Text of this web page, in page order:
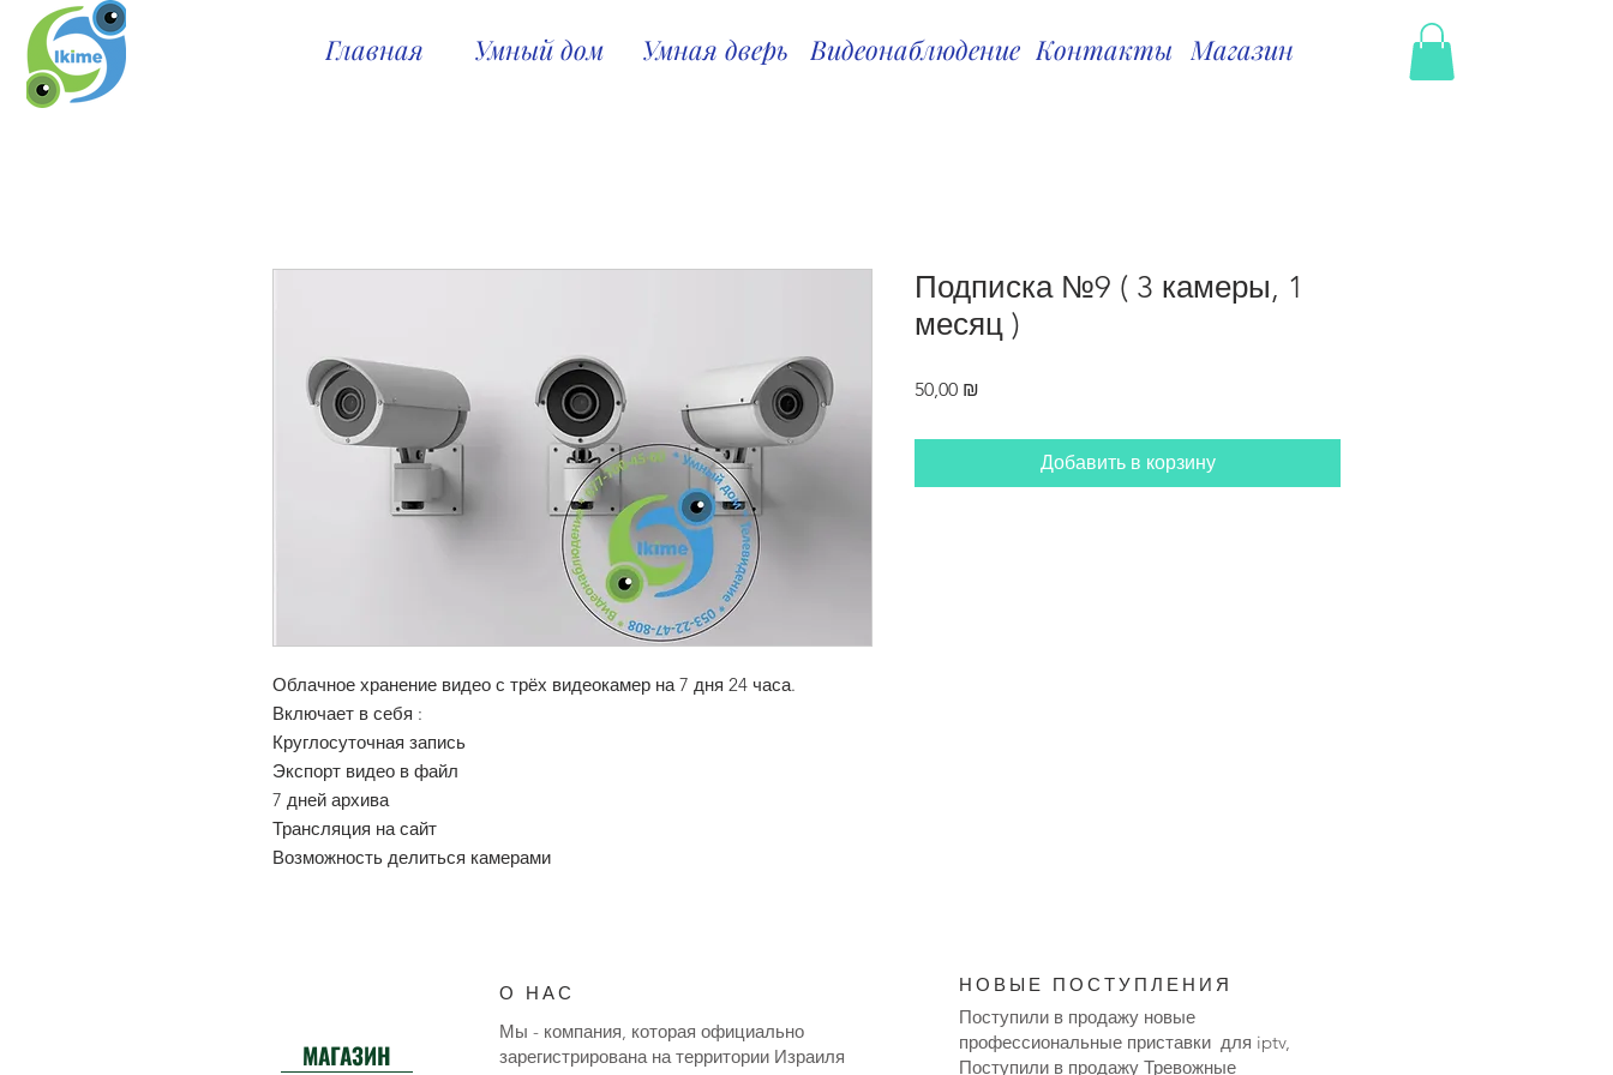
Главная Умный дом Умная дверь Магазин
Видеонаблюдение Контакты
Облачное хранение видео с трёх видеокамер на 7 дня 24 часа.
Включает в себя :
Круглосуточная запись
Экспорт видео в файл
7 дней архива
Трансляция на сайт
Возможность делиться камерами
Подписка №9 ( 3 камеры, 1
месяц )
50,00 ₪
Добавить в корзину
МАГАЗИН
О НАС НОВЫЕ ПОСТУПЛЕНИЯ
Мы - компания, которая официально
зарегистрирована на территории Израиля
Поступили в продажу новые
профессиональные приставки для iptv,
Поступили в продажу Тревожные